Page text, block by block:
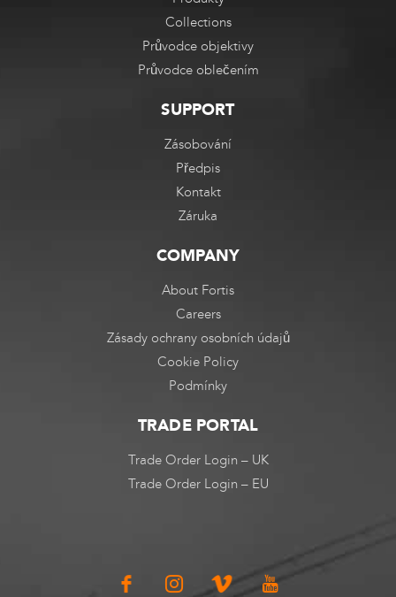
Collections
Průvodce objektivy
Průvodce oblečením
SUPPORT
Zásobování
Předpis
Kontakt
Záruka
COMPANY
About Fortis
Careers
Zásady ochrany osobních údajů
Cookie Policy
Podmínky
TRADE PORTAL
Trade Order Login – UK
Trade Order Login – EU